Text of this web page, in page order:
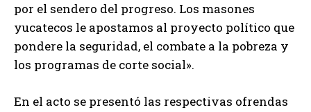
por el sendero del progreso. Los masones
yucatecos le apostamos al proyecto político que
pondere la seguridad, el combate a la pobreza y
los programas de corte social».
En el acto se presentó las respectivas ofrendas